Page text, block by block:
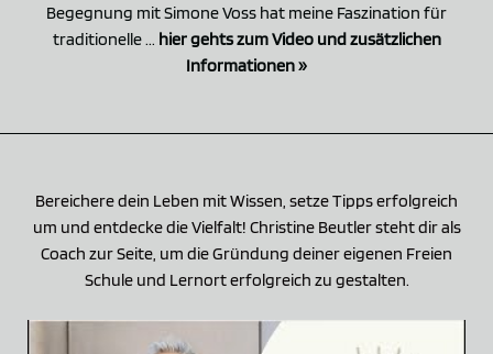
Begegnung mit Simone Voss hat meine Faszination für
traditionelle ... hier gehts zum Video und zusätzlichen
Informationen »
Bereichere dein Leben mit Wissen, setze Tipps erfolgreich
um und entdecke die Vielfalt! Christine Beutler steht dir als
Coach zur Seite, um die Gründung deiner eigenen Freien
Schule und Lernort erfolgreich zu gestalten.